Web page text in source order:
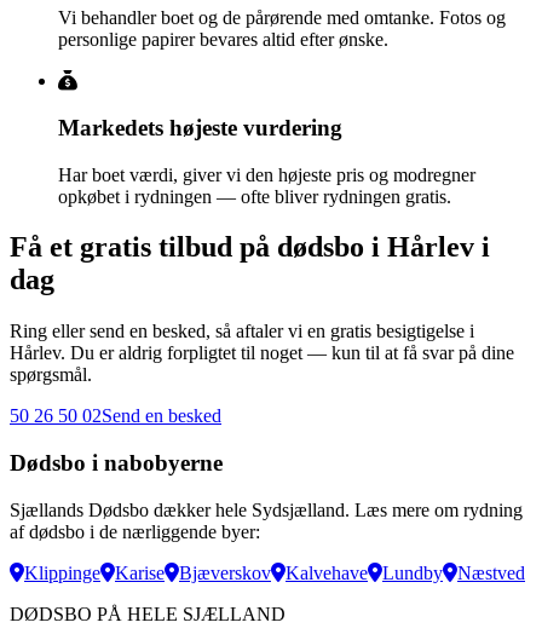
Vi behandler boet og de pårørende med omtanke. Fotos og
personlige papirer bevares altid efter ønske.
Markedets højeste vurdering
Har boet værdi, giver vi den højeste pris og modregner
opkøbet i rydningen — ofte bliver rydningen gratis.
Få et gratis tilbud på dødsbo i Hårlev i
dag
Ring eller send en besked, så aftaler vi en gratis besigtigelse i
Hårlev. Du er aldrig forpligtet til noget — kun til at få svar på dine
spørgsmål.
50 26 50 02Send en besked
Dødsbo i nabobyerne
Sjællands Dødsbo dækker hele Sydsjælland. Læs mere om rydning
af dødsbo i de nærliggende byer:
Klippinge
Karise Bjæverskov Kalvehave Lundby
Næstved
DØDSBO PÅ HELE SJÆLLAND